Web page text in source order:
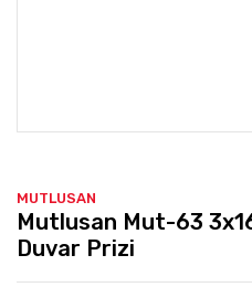
MUTLUSAN
Mutlusan Mut-63
Duvar Prizi